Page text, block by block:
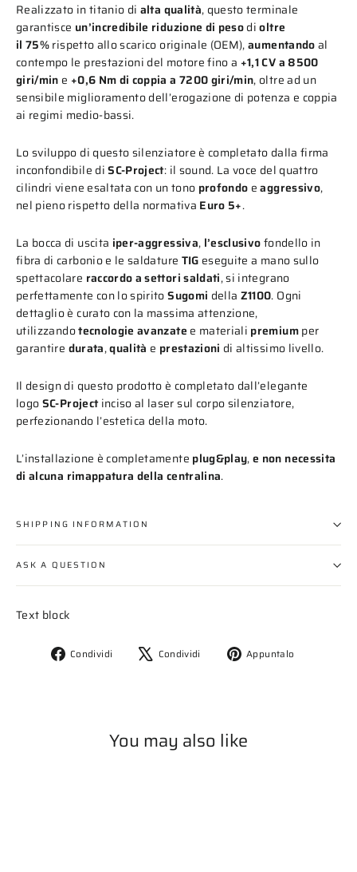
Realizzato in titanio di alta qualità, questo terminale
garantisce un’incredibile riduzione di pesodioltre
il 75%rispetto allo scarico originale (OEM),aumentandoal
contempo le prestazioni del motore fino a +1,1 CV a 8500
giri/min e +0,6 Nm di coppia a 7200 giri/min, oltre ad un
sensibile miglioramento dell’erogazione di potenza e coppia
ai regimi medio-bassi.
Lo sviluppo di questo silenziatore è completato dalla firma
inconfondibile diSC-Project: il sound. La voce del quattro
cilindri viene esaltata con un tono profondo eaggressivo,
nel pieno rispetto della normativa Euro 5+.
La bocca di uscita iper-aggressiva, l’esclusivofondello in
fibra di carbonio e le saldature TIG eseguite a mano sullo
spettacolare raccordo a settori saldati, si integrano
perfettamente con lo spiritoSugomi della Z1100. Ogni
dettaglio è curato con la massima attenzione,
utilizzandotecnologie avanzate e materiali premiumper
garantire durata,qualità e prestazioni di altissimo livello.
Il design di questo prodotto è completato dall’elegante
logoSC-Projectinciso al laser sul corpo silenziatore,
perfezionando l’estetica della moto.
L’installazione è completamente plug&play,e non necessita
di alcuna rimappatura della centralina.
SHIPPING INFORMATION
ASK A QUESTION
Text block
Condividi
CondividiCondividi
Twitta Appuntalo
You may also like